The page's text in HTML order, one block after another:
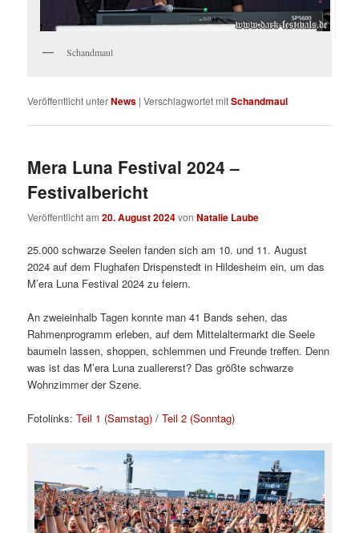
Schandmaul
Veröffentlicht unterNews |Verschlagwortet mitSchandmaul
Mera Luna Festival 2024 –
Festivalbericht
Veröffentlicht am20. August 2024vonNatalie Laube
25.000 schwarze Seelen fanden sich am 10. und 11. August
2024 auf dem Flughafen Drispenstedt in Hildesheim ein, um das
M’era Luna Festival 2024 zu feiern.
An zweieinhalb Tagen konnte man 41 Bands sehen, das
Rahmenprogramm erleben, auf dem Mittelaltermarkt die Seele
baumeln lassen, shoppen, schlemmen und Freunde treffen. Denn
was ist das M’era Luna zuallererst? Das größte schwarze
Wohnzimmer der Szene.
Fotolinks:Teil 1 (Samstag) /Teil 2 (Sonntag)